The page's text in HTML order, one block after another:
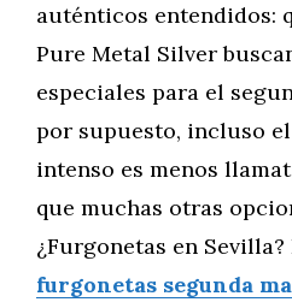
auténticos entendidos:
Pure Metal Silver
especiales para el
por supuesto, incluso
intenso es menos
que muchas otras
¿Furgonetas en
furgonetas segunda